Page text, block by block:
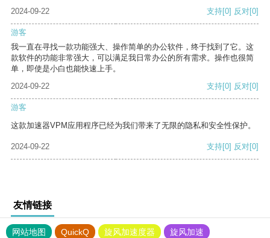
2024-09-22
支持[0] 反对[0]
游客
我一直在寻找一款功能强大、操作简单的办公软件，终于找到了它。这
款软件的功能非常强大，可以满足我日常办公的所有需求。操作也很简
单，即使是小白也能快速上手。
2024-09-22
支持[0] 反对[0]
游客
这款加速器VPM应用程序已经为我们带来了无限的隐私和安全性保护。
2024-09-22 支持[0] 反对[0]
友情链接
网站地图 QuickQ 旋风加速度器
旋风加速